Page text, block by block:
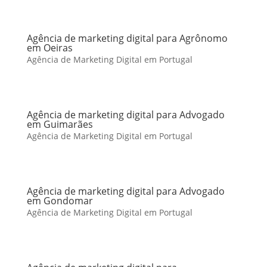
Agência de marketing digital para Agrônomo
em Oeiras
Agência de Marketing Digital em Portugal
Agência de marketing digital para Advogado
em Guimarães
Agência de Marketing Digital em Portugal
Agência de marketing digital para Advogado
em Gondomar
Agência de Marketing Digital em Portugal